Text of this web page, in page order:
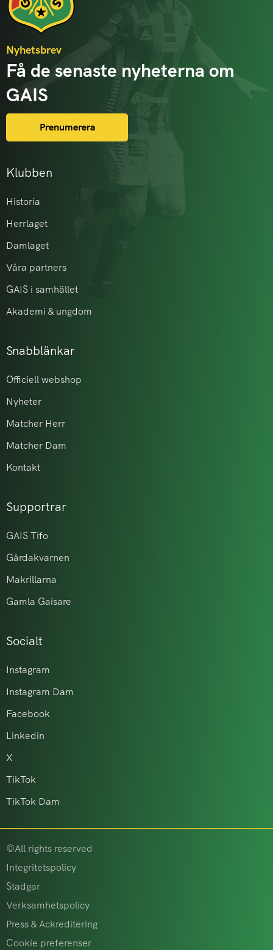
Klubben
Historia
Herrlaget
Damlaget
Våra partners
GAIS i samhället
Akademi & ungdom
Snabblänkar
Officiell webshop
Nyheter
Matcher Herr
Matcher Dam
Kontakt
Supportrar
GAIS Tifo
Gårdakvarnen
Makrillarna
Gamla Gaisare
Socialt
Instagram
Instagram Dam
Facebook
Linkedin
X
TikTok
TikTok Dam
Nyhetsbrev
Få de senaste nyheterna om
GAIS
Prenumerera
©All rights reserved
Integritetspolicy
Stadgar
Verksamhetspolicy
Press & Ackreditering
Cookie preferenser